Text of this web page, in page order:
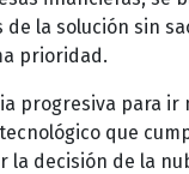
la solución sin
prioridad.
progresiva para ir
que
decisión de la